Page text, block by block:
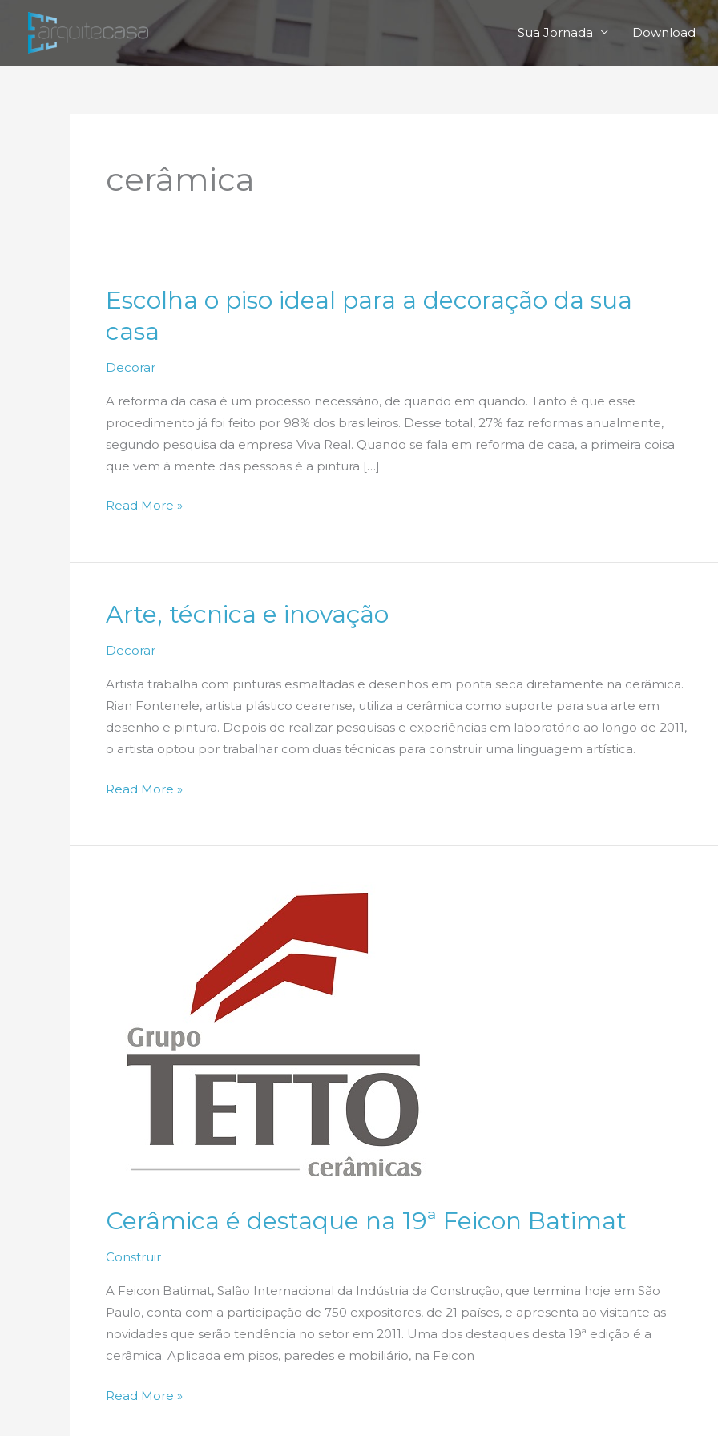
Sua Jornada Download
cerâmica
Escolha o piso ideal para a decoração da sua
casa
Decorar
A reforma da casa é um processo necessário, de quando em quando. Tanto é que esse
procedimento já foi feito por 98% dos brasileiros. Desse total, 27% faz reformas anualmente,
segundo pesquisa da empresa Viva Real. Quando se fala em reforma de casa, a primeira coisa
que vem à mente das pessoas é a pintura […]
Escolha
a
da
sua
casa
Read More »
Arte, técnica e inovação
Decorar
Artista trabalha com pinturas esmaltadas e desenhos em ponta seca diretamente na cerâmica.
Rian Fontenele, artista plástico cearense, utiliza a cerâmica como suporte para sua arte em
desenho e pintura. Depois de realizar pesquisas e experiências em laboratório ao longo de 2011,
o artista optou por trabalhar com duas técnicas para construir uma linguagem artística.
Arte,
Read More »
Cerâmica é destaque na 19ª Feicon Batimat
Construir
A Feicon Batimat, Salão Internacional da Indústria da Construção, que termina hoje em São
Paulo, conta com a participação de 750 expositores, de 21 países, e apresenta ao visitante as
novidades que serão tendência no setor em 2011. Uma dos destaques desta 19ª edição é a
cerâmica. Aplicada em pisos, paredes e mobiliário, na Feicon
Cerâmica
Read More »